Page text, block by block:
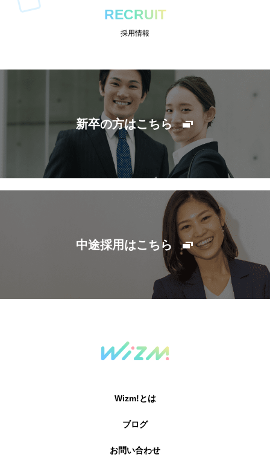
RECRUIT
採用情報
新卒の方はこちら
中途採用はこちら
Wizm!とは
ブログ
お問い合わせ